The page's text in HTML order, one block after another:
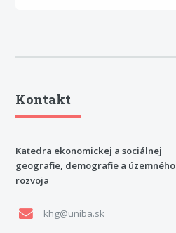
Kontakt
Katedra ekonomickej a sociálnej
geografie, demografie a územného
rozvoja
khg@uniba.sk